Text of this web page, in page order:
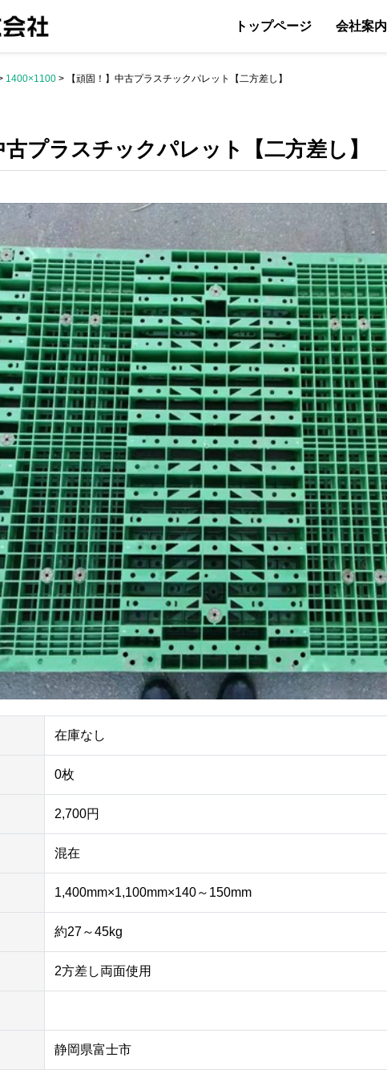
トップページ 会社案内
1400×1100 > 【頑固！】中古プラスチックパレット【二方差し】
古プラスチックパレット【二方差し】
在庫なし
0枚
2,700円
混在
1,400mm×1,100mm×140～150mm
約27～45kg
2方差し両面使用
静岡県富士市